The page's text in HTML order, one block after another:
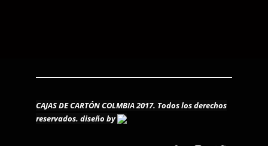
CAJAS DE CARTÓN COLMBIA 2017. Todos los derechos
reservados. diseño by